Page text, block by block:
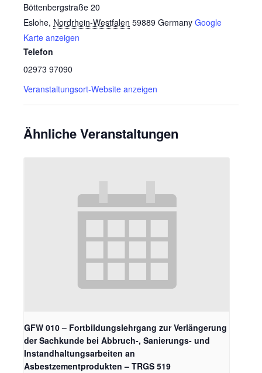
Böttenbergstraße 20
Eslohe, Nordrhein-Westfalen 59889 Germany Google
Karte anzeigen
Telefon
02973 97090
Veranstaltungsort-Website anzeigen
Ähnliche Veranstaltungen
GFW 010 – Fortbildungslehrgang zur Verlängerung
der Sachkunde bei Abbruch-, Sanierungs- und
Instandhaltungsarbeiten an
Asbestzementprodukten – TRGS 519